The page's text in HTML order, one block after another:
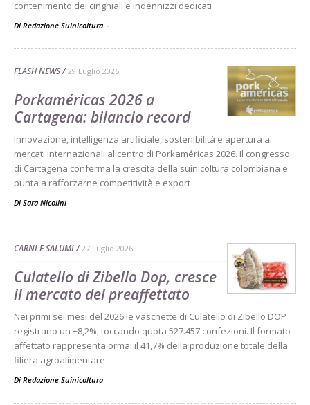
contenimento dei cinghiali e indennizzi dedicati
Di Redazione Suinicoltura -
FLASH NEWS 29 Luglio 2026
Porkaméricas 2026 a
Cartagena: bilancio record
Innovazione, intelligenza artificiale, sostenibilità e apertura ai
mercati internazionali al centro di Porkaméricas 2026. Il congresso
di Cartagena conferma la crescita della suinicoltura colombiana e
punta a rafforzarne competitività e export
Di Sara Nicolini -
CARNI E SALUMI 27 Luglio 2026
Culatello di Zibello Dop, cresce
il mercato del preaffettato
Nei primi sei mesi del 2026 le vaschette di Culatello di Zibello DOP
registrano un +8,2%, toccando quota 527.457 confezioni. Il formato
affettato rappresenta ormai il 41,7% della produzione totale della
filiera agroalimentare
Di Redazione Suinicoltura -